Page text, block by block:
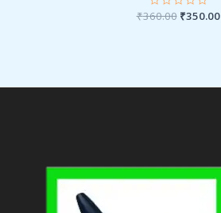
Rated
₹360.00 ₹350.00